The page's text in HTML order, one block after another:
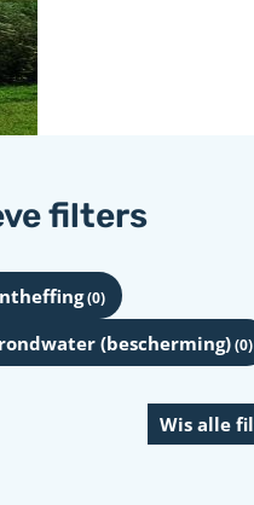
filters
(0)
(bescherming)(0)